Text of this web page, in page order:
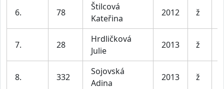
6. 78
Štilcová
Kateřina
2012 ž
7. 28
Hrdličková
Julie
2013 ž
8. 332
Sojovská
Adina
2013 ž